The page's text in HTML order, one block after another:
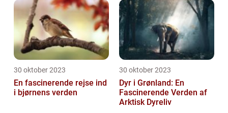
30 oktober 2023
En fascinerende rejse ind
i bjørnens verden
30 oktober 2023
Dyr i Grønland: En
Fascinerende Verden af
Arktisk Dyreliv